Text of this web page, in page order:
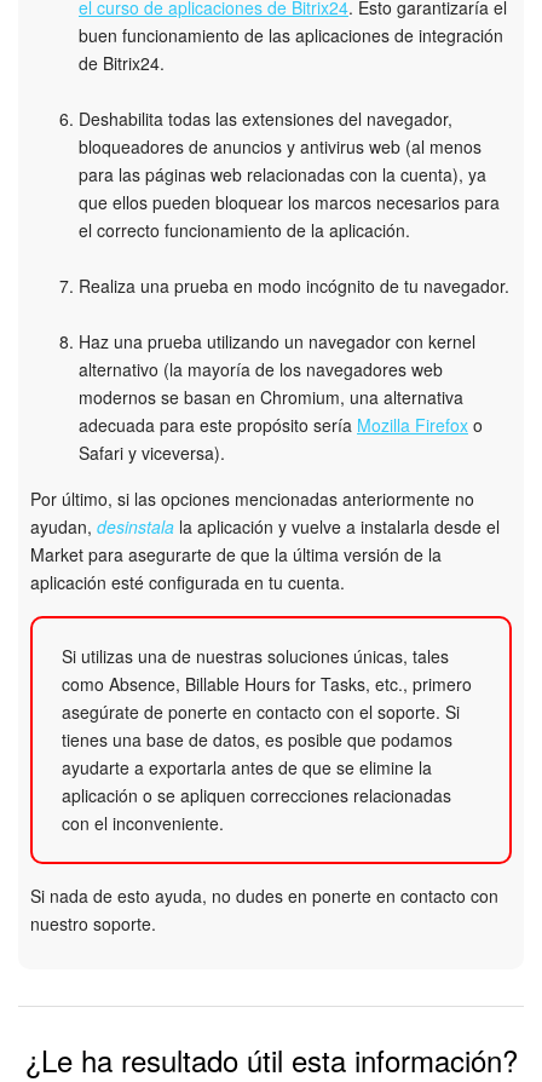
Preguntas generales
EMPEZAR GRATIS
INICIAR SESIÓN
el curso de aplicaciones de Bitrix24. Esto garantizaría el
buen funcionamiento de las aplicaciones de integración
de Bitrix24.
Deshabilita todas las extensiones del navegador,
bloqueadores de anuncios y antivirus web (al menos
para las páginas web relacionadas con la cuenta), ya
que ellos pueden bloquear los marcos necesarios para
el correcto funcionamiento de la aplicación.
Realiza una prueba en modo incógnito de tu navegador.
Haz una prueba utilizando un navegador con kernel
alternativo (la mayoría de los navegadores web
modernos se basan en Chromium, una alternativa
adecuada para este propósito sería Mozilla Firefox o
Safari y viceversa).
Por último, si las opciones mencionadas anteriormente no
ayudan, desinstala la aplicación y vuelve a instalarla desde el
Market para asegurarte de que la última versión de la
aplicación esté configurada en tu cuenta.
Si utilizas una de nuestras soluciones únicas, tales
como Absence, Billable Hours for Tasks, etc., primero
asegúrate de ponerte en contacto con el soporte. Si
tienes una base de datos, es posible que podamos
ayudarte a exportarla antes de que se elimine la
aplicación o se apliquen correcciones relacionadas
con el inconveniente.
Si nada de esto ayuda, no dudes en ponerte en contacto con
nuestro soporte.
¿Le ha resultado útil esta información?